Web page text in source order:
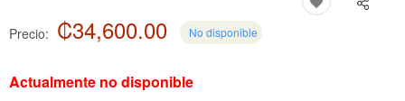
Precio: ₡34,600.00 No disponible
Actualmente no disponible